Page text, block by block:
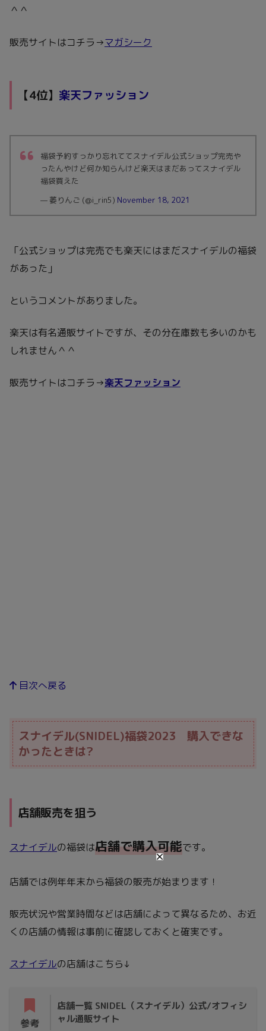
＾＾
販売サイトはコチラ→マガシーク
【4位】 楽天ファッション
福袋予約すっかり忘れててスナイデル公式ショップ完売や
ったんやけど何か知らんけど楽天はまだあってスナイデル
福袋買えた
— 萎りんご (@i_rin5) November 18, 2021
「公式ショップは完売でも楽天にはまだスナイデルの福袋
があった」
というコメントがありました。
楽天は有名通販サイトですが、その分在庫数も多いのかも
しれません＾＾
販売サイトはコチラ→楽天ファッション
目次へ戻る
スナイデル(SNIDEL)福袋2023 購入できな
かったときは?
店舗販売を狙う
スナイデルの福袋は店舗で購入可能です。
店舗では例年年末から福袋の販売が始まります！
販売状況や営業時間などは店舗によって異なるため、お近
くの店舗の情報は事前に確認しておくと確実です。
スナイデルの店舗はこちら↓
参考
店舗一覧 SNIDEL（スナイデル）公式/オフィシ
ャル通販サイト